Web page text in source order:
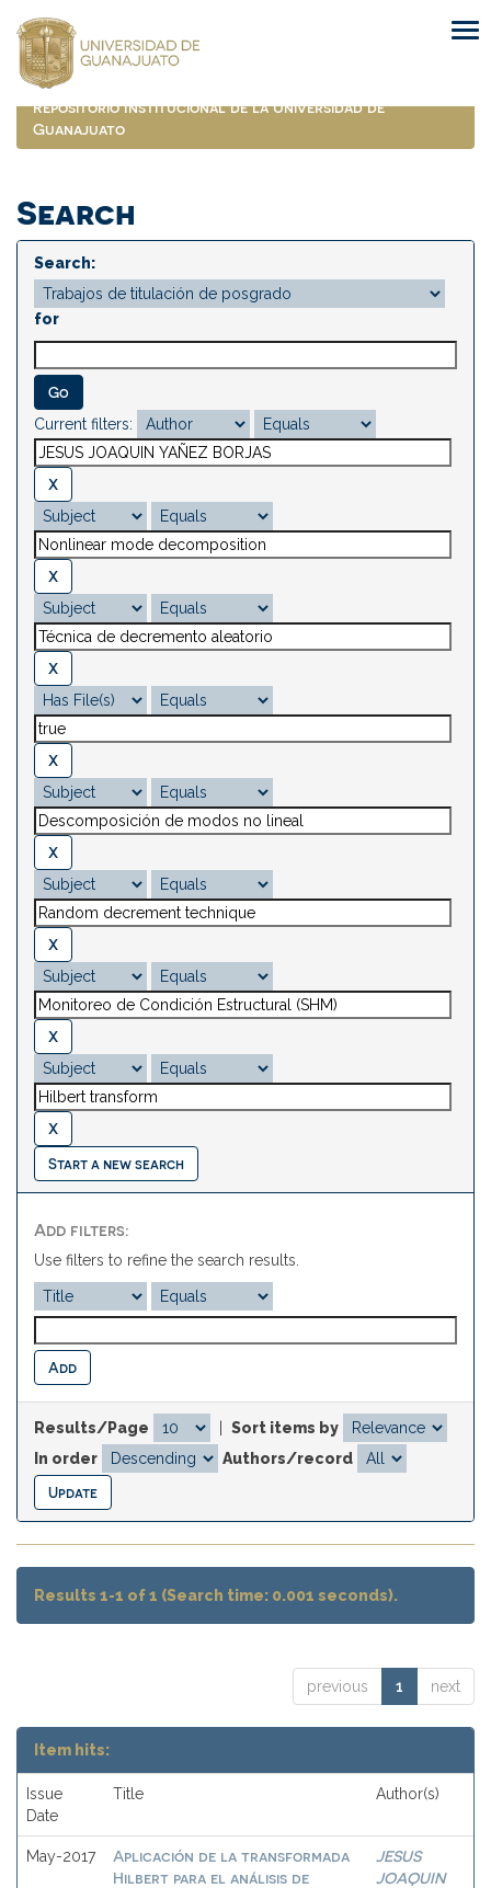
navigation
Repositorio Institucional de la Universidad de
Guanajuato
Search
Search:
for
Current filters:
Start a new search
Add filters:
Use filters to refine the search results.
Results/Page
Sort items by
In order
Authors/record
Results 1-1 of 1 (Search time: 0.001 seconds).
previous 1 next
Item hits:
Issue
Date
Title Author(s)
May-2017
Aplicación de la transformada
Hilbert para el análisis de
JESUS
JOAQUIN